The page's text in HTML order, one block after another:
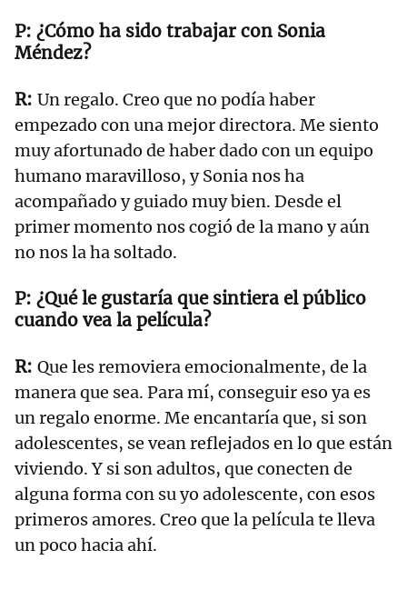
¿Cómo ha sido trabajar con Sonia
Méndez?
Un regalo. Creo que no podía haber
empezado con una mejor directora. Me siento
muy afortunado de haber dado con un equipo
humano maravilloso, y Sonia nos ha
acompañado y guiado muy bien. Desde el
primer momento nos cogió de la mano y aún
no nos la ha soltado.
¿Qué le gustaría que sintiera el público
cuando vea la película?
Que les removiera emocionalmente, de la
manera que sea. Para mí, conseguir eso ya es
un regalo enorme. Me encantaría que, si son
adolescentes, se vean reflejados en lo que están
viviendo. Y si son adultos, que conecten de
alguna forma con su yo adolescente, con esos
primeros amores. Creo que la película te lleva
un poco hacia ahí.